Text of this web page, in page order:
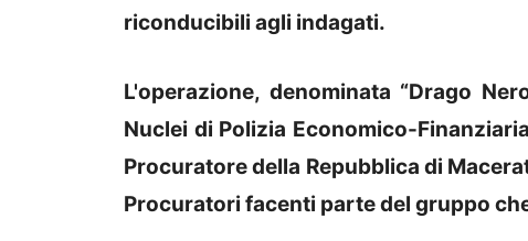
riconducibili agli indagati.
L'operazione, denominata “Drago
Nuclei di Polizia Economico-
Procuratore della Repubblica di
Procuratori facenti parte del gruppo